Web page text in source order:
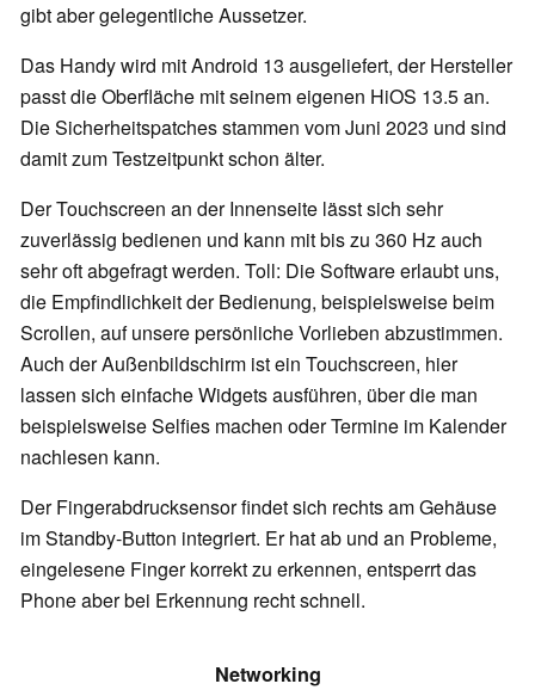
gibt aber gelegentliche Aussetzer.
Das Handy wird mit Android 13 ausgeliefert, der Hersteller
passt die Oberfläche mit seinem eigenen HiOS 13.5 an.
Die Sicherheitspatches stammen vom Juni 2023 und sind
damit zum Testzeitpunkt schon älter.
Der Touchscreen an der Innenseite lässt sich sehr
zuverlässig bedienen und kann mit bis zu 360 Hz auch
sehr oft abgefragt werden. Toll: Die Software erlaubt uns,
die Empfindlichkeit der Bedienung, beispielsweise beim
Scrollen, auf unsere persönliche Vorlieben abzustimmen.
Auch der Außenbildschirm ist ein Touchscreen, hier
lassen sich einfache Widgets ausführen, über die man
beispielsweise Selfies machen oder Termine im Kalender
nachlesen kann.
Der Fingerabdrucksensor findet sich rechts am Gehäuse
im Standby-Button integriert. Er hat ab und an Probleme,
eingelesene Finger korrekt zu erkennen, entsperrt das
Phone aber bei Erkennung recht schnell.
Networking